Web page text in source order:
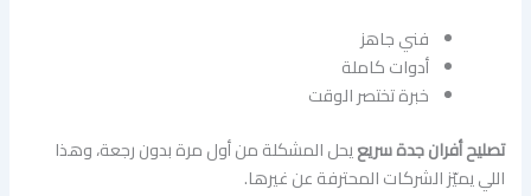
فني جاهز
أدوات كاملة
خبرة تختصر الوقت
تصليح أفران جدة سريعيحل المشكلة من أول مرة بدون رجعة، وهذا
اللي يميّز الشركات المحترفة عن غيرها.